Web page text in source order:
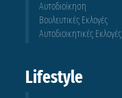
Αυτοδιοίκηση
Βουλευτικές Εκλογές
Αυτοδιοικητικές Εκλογές
Lifestyle